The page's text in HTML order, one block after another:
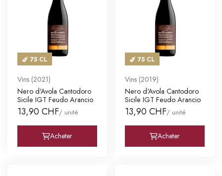
75 CL
Vins (2021)
Nero d'Avola Cantodoro
Sicile IGT Feudo Arancio
13,90 CHF/ unité
Acheter
75 CL
Vins (2019)
Nero d'Avola Cantodoro
Sicile IGT Feudo Arancio
13,90 CHF/ unité
Acheter